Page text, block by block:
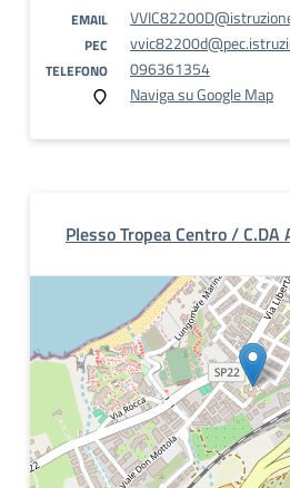
EMAIL
PEC
TELEFONO
096361354
Naviga su Google Map
Plesso Tropea Centro /